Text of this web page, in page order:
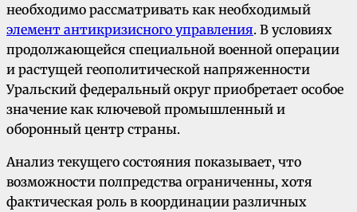
необходимо рассматривать как необходимый
элемент антикризисного управления. В условиях
продолжающейся специальной военной операции
и растущей геополитической напряженности
Уральский федеральный округ приобретает особое
значение как ключевой промышленный и
оборонный центр страны.
Анализ текущего состояния показывает, что
возможности полпредства ограниченны, хотя
фактическая роль в координации различных